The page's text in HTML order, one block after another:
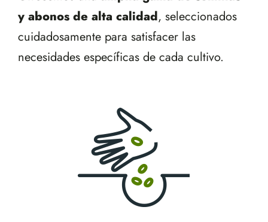
y abonos de alta calidad, seleccionados
cuidadosamente para satisfacer las
necesidades específicas de cada cultivo.